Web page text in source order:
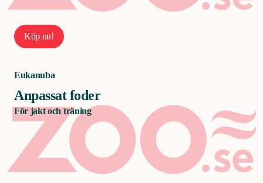
Köp nu!
Eukanuba
Anpassat foder
För jakt och träning